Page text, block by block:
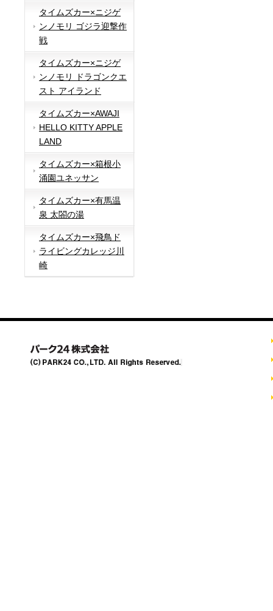
タイムズカー×ニジゲ
ンノモリ ゴジラ迎撃作
戦
タイムズカー×ニジゲ
ンノモリ ドラゴンクエ
スト アイランド
タイムズカー×AWAJI
HELLO KITTY APPLE
LAND
タイムズカー×箱根小
涌園ユネッサン
タイムズカー×有馬温
泉 太閤の湯
タイムズカー×飛鳥ド
ライビングカレッジ川
崎